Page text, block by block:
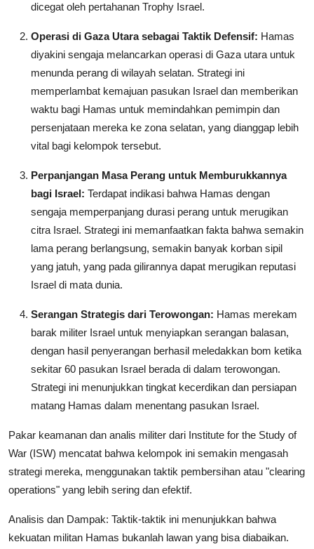
dicegat oleh pertahanan Trophy Israel.
Operasi di Gaza Utara sebagai Taktik Defensif: Hamas
diyakini sengaja melancarkan operasi di Gaza utara untuk
menunda perang di wilayah selatan. Strategi ini
memperlambat kemajuan pasukan Israel dan memberikan
waktu bagi Hamas untuk memindahkan pemimpin dan
persenjataan mereka ke zona selatan, yang dianggap lebih
vital bagi kelompok tersebut.
Perpanjangan Masa Perang untuk Memburukkannya
bagi Israel: Terdapat indikasi bahwa Hamas dengan
sengaja memperpanjang durasi perang untuk merugikan
citra Israel. Strategi ini memanfaatkan fakta bahwa semakin
lama perang berlangsung, semakin banyak korban sipil
yang jatuh, yang pada gilirannya dapat merugikan reputasi
Israel di mata dunia.
Serangan Strategis dari Terowongan: Hamas merekam
barak militer Israel untuk menyiapkan serangan balasan,
dengan hasil penyerangan berhasil meledakkan bom ketika
sekitar 60 pasukan Israel berada di dalam terowongan.
Strategi ini menunjukkan tingkat kecerdikan dan persiapan
matang Hamas dalam menentang pasukan Israel.
Pakar keamanan dan analis militer dari Institute for the Study of
War (ISW) mencatat bahwa kelompok ini semakin mengasah
strategi mereka, menggunakan taktik pembersihan atau "clearing
operations" yang lebih sering dan efektif.
Analisis dan Dampak: Taktik-taktik ini menunjukkan bahwa
kekuatan militan Hamas bukanlah lawan yang bisa diabaikan.